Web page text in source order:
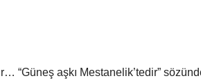
“Güneş aşkı Mestanelik’tedir”